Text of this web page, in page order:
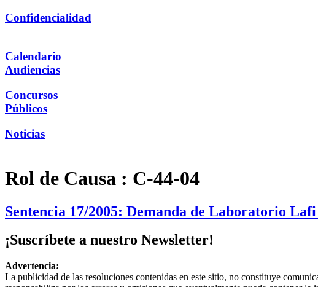
Confidencialidad
Calendario
Audiencias
Concursos
Públicos
Noticias
Rol de Causa : C-44-04
Sentencia 17/2005: Demanda de Laboratorio
¡Suscríbete a nuestro Newsletter!
Advertencia:
La publicidad de las resoluciones contenidas en este sitio, no constituye